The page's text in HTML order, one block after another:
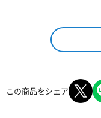
この商品をシェア